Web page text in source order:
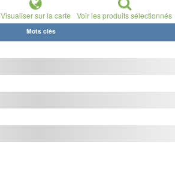
Visualiser sur la carte Voir les produits sélectionnés
Mots clés